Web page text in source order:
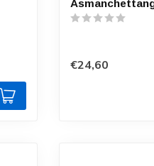
€24,60